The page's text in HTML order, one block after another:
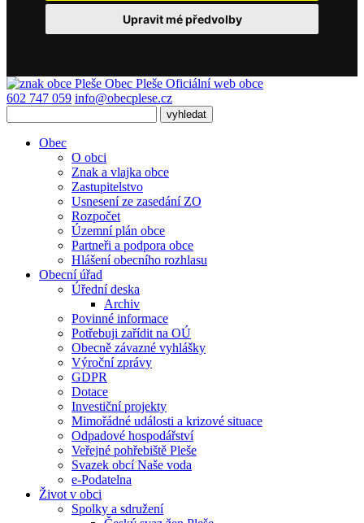
Upravit mé předvolby
Obec Pleše Oficiální web obce
602 747 059 info@obecplese.cz
Obec
O obci
Znak a vlajka obce
Zastupitelstvo
Usnesení ze zasedání ZO
Rozpočet
Územní plán obce
Partneři a podpora obce
Hlášení obecního rozhlasu
Obecní úřad
Úřední deska
Archiv
Povinné informace
Potřebuji zařídit na OÚ
Obecně závazné vyhlášky
Výroční zprávy
GDPR
Dotace
Investiční projekty
Mimořádné události a krizové situace
Odpadové hospodářství
Veřejné pohřebiště Pleše
Svazek obcí Naše voda
e-Podatelna
Život v obci
Spolky a sdružení